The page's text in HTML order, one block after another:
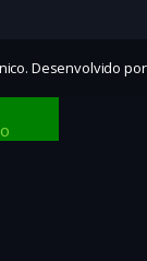
Desenvolvido